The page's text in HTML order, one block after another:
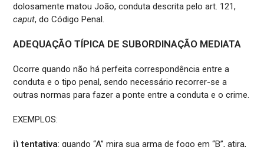
dolosamente matou João, conduta descrita pelo art. 121,
caput, do Código Penal.
ADEQUAÇÃO TÍPICA DE SUBORDINAÇÃO MEDIATA
Ocorre quando não há perfeita correspondência entre a
conduta e o tipo penal, sendo necessário recorrer-se a
outras normas para fazer a ponte entre a conduta e o crime.
EXEMPLOS:
i) tentativa: quando “A” mira sua arma de fogo em “B”, atira,